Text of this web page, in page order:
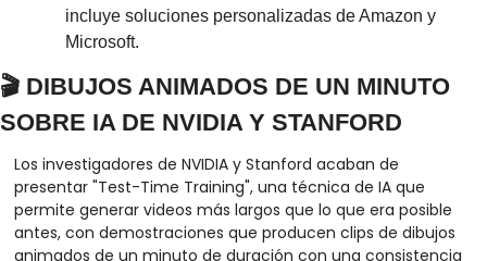
incluye soluciones personalizadas de Amazon y
Microsoft.
🎬 DIBUJOS ANIMADOS DE UN MINUTO
SOBRE IA DE NVIDIA Y STANFORD
Los investigadores de NVIDIA y Stanford acaban de
presentar "Test-Time Training", una técnica de IA que
permite generar videos más largos que lo que era posible
antes, con demostraciones que producen clips de dibujos
animados de un minuto de duración con una consistencia